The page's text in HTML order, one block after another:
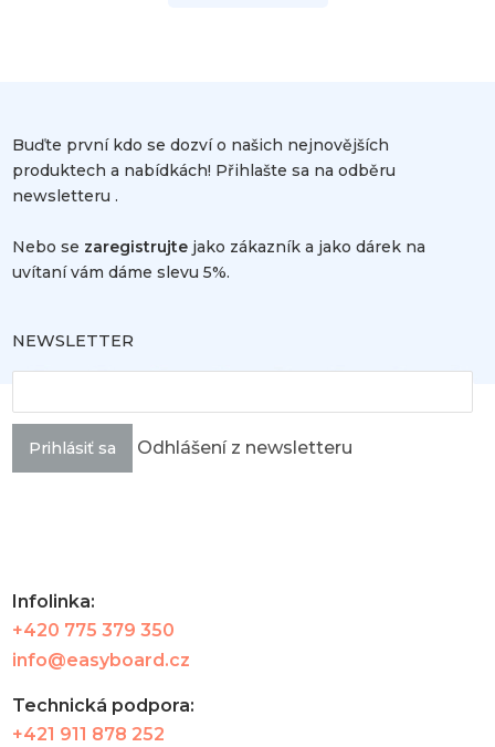
Buďte první kdo se dozví o našich nejnovějších
produktech a nabídkách! Přihlašte sa na odběru
newsletteru .
Nebo se zaregistrujte jako zákazník a jako dárek na
uvítaní vám dáme slevu 5%.
NEWSLETTER
Prihlásiť sa Odhlášení z newsletteru
Infolinka:
+420 775 379 350
info@easyboard.cz
Technická podpora:
+421 911 878 252